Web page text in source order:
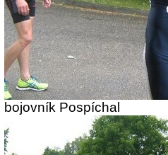
bojovník Pospíchal